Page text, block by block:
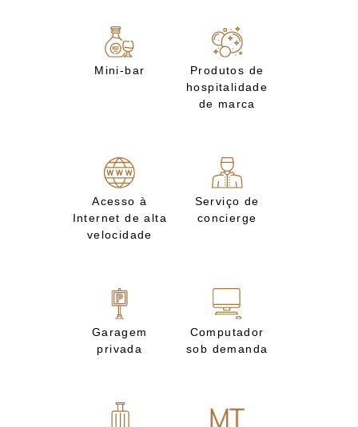
Mini-bar
Produtos de
hospitalidade
de marca
Acesso à
Internet de alta
velocidade
Serviço de
concierge
Garagem
privada
Computador
sob demanda